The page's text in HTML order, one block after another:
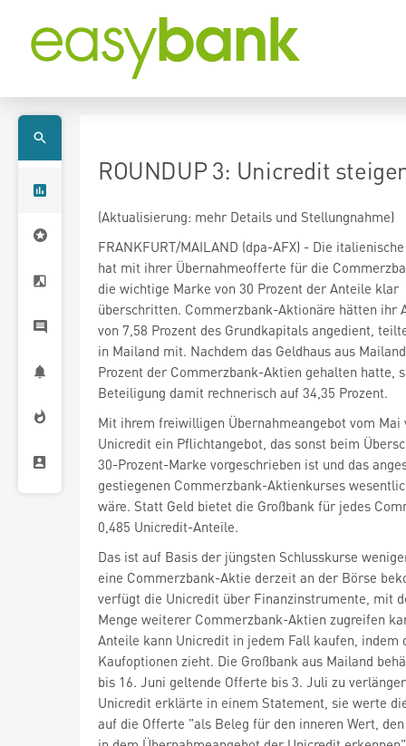
ROUNDUP 3: Unicredit
(Aktualisierung: mehr Details und Stellungnahme)
die wichtige Marke von 30 Prozent der Anteile klar
überschritten. Commerzbank-Aktionäre hätten ihr
von 7,58 Prozent des Grundkapitals angedient,
in Mailand mit. Nachdem das Geldhaus aus
Prozent der Commerzbank-Aktien gehalten hatte,
Beteiligung damit rechnerisch auf 34,35 Prozent.
Mit ihrem freiwilligen Übernahmeangebot vom
Unicredit ein Pflichtangebot, das sonst beim
30-Prozent-Marke vorgeschrieben ist und das
gestiegenen Commerzbank-Aktienkurses
wäre. Statt Geld bietet die Großbank für jedes
0,485 Unicredit-Anteile.
Das ist auf Basis der jüngsten Schlusskurse
eine Commerzbank-Aktie derzeit an der Börse
verfügt die Unicredit über Finanzinstrumente, mit
Menge weiterer Commerzbank-Aktien zugreifen
Anteile kann Unicredit in jedem Fall kaufen, indem
Kaufoptionen zieht. Die Großbank aus Mailand
bis 16. Juni geltende Offerte bis 3. Juli zu
Unicredit erklärte in einem Statement, sie werte
auf die Offerte "als Beleg für den inneren Wert,